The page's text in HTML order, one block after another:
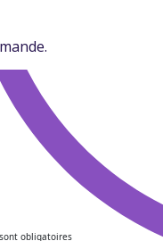
sont obligatoires